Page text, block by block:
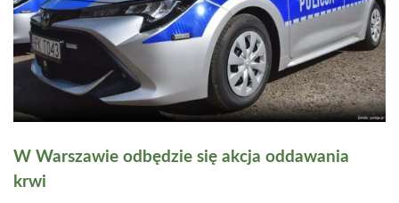
W Warszawie odbędzie się akcja oddawania
krwi